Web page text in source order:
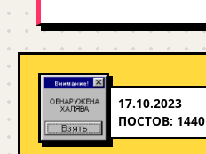
17.10.2023
ПОСТОВ: 1440